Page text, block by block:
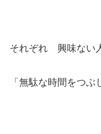
それぞれ 興味ない
「無駄な時間をつぶ